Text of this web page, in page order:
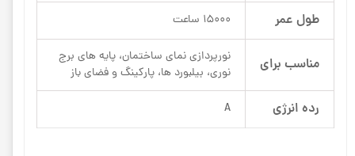
طول عمر 15000 ساعت
مناسب برای
نورپردازی نمای ساختمان، پایه های برج
نوری، بیلبورد ها، پارکینگ و فضای باز
رده انرژی A